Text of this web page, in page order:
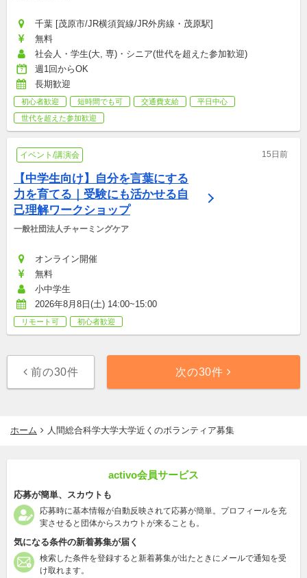
千葉 [茂原市/JR横須賀線/JR外房線・茂原駅]
無料
社会人・学生(大, 専)・シニア(世代を超えた参加歓迎)
週1回からOK
長期歓迎
初心者歓迎 短時間でも可 交通費支給
平日中心
世代を超えた参加歓迎
イベント/講演会 15日前
【中学生向け】自分を言葉にする
力を育てる｜受験にも活かせる自
己理解ワークショップ
一般社団法人チャーミングケア
オンライン開催
無料
小中学生
2026年8月8日(土) 14:00~15:00
リモート可 初心者歓迎
前の30件 次の30件
ホーム 人間総合科学大学大学近くのボランティア募集
activo会員サービス
応募が簡単、スカウトも
応募時に基本情報が自動反映されて応募が簡単。プロフィールを充
実させると団体からスカウトが来ることも。
気になる条件の新着募集が届く
検索した条件を登録すると新着募集が出たときにメールで通知を受
け取れます。